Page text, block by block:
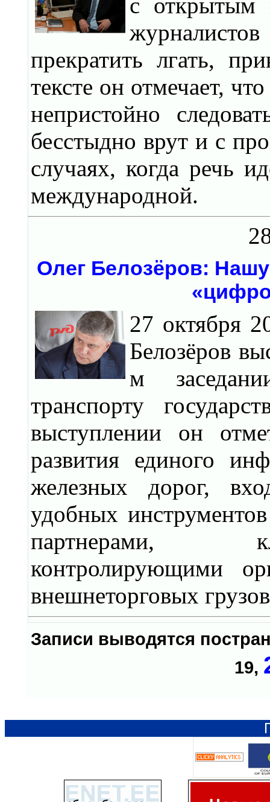
прекратить лгать,
тексте он отмечает,
непристойно
бесстыдно врут и с
случаях, когда речь
международной.
Олег Белозёров:
27 октября
Белозёров
м
транспорту
выступлении он
развития единого
железных дорог,
удобных
партнерами,
контролирующими
внешнеторговых
Записи выводятся
19,